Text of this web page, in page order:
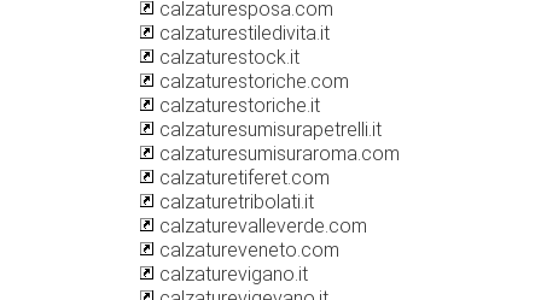
calzaturesposa.com
calzaturestiledivita.it
calzaturestock.it
calzaturestoriche.com
calzaturestoriche.it
calzaturesumisurapetrelli.it
calzaturesumisuraroma.com
calzaturetiferet.com
calzaturetribolati.it
calzaturevalleverde.com
calzatureveneto.com
calzaturevigano.it